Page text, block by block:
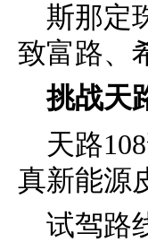
斯那定
致富路、
挑战天
天路
真新能源
试驾路